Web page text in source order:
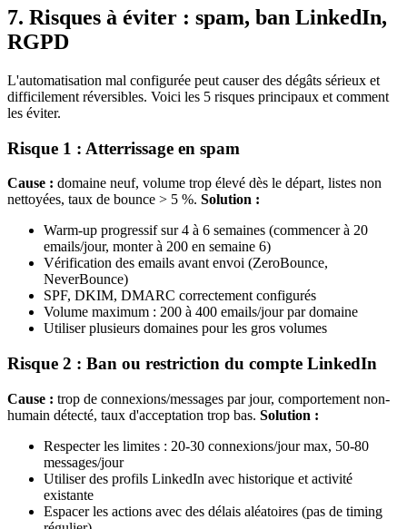
7. Risques à éviter : spam, ban LinkedIn,
RGPD
L'automatisation mal configurée peut causer des dégâts sérieux et
difficilement réversibles. Voici les 5 risques principaux et comment
les éviter.
Risque 1 : Atterrissage en spam
Cause : domaine neuf, volume trop élevé dès le départ, listes non
nettoyées, taux de bounce > 5 %. Solution :
Warm-up progressif sur 4 à 6 semaines (commencer à 20
emails/jour, monter à 200 en semaine 6)
Vérification des emails avant envoi (ZeroBounce,
NeverBounce)
SPF, DKIM, DMARC correctement configurés
Volume maximum : 200 à 400 emails/jour par domaine
Utiliser plusieurs domaines pour les gros volumes
Risque 2 : Ban ou restriction du compte LinkedIn
Cause : trop de connexions/messages par jour, comportement non-
humain détecté, taux d'acceptation trop bas. Solution :
Respecter les limites : 20-30 connexions/jour max, 50-80
messages/jour
Utiliser des profils LinkedIn avec historique et activité
existante
Espacer les actions avec des délais aléatoires (pas de timing